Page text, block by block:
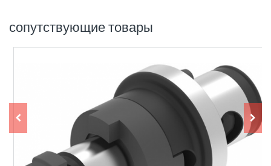
сопутствующие товары